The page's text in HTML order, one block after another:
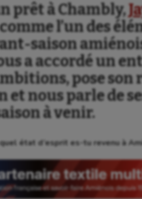
prêt à Chambly,
l’un des
saison
a accordé un
pose son
nous parle de
à venir.
état d’esprit es-tu revenu à